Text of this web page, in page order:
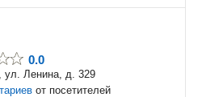
0.0
ул. Ленина, д. 329
от посетителей